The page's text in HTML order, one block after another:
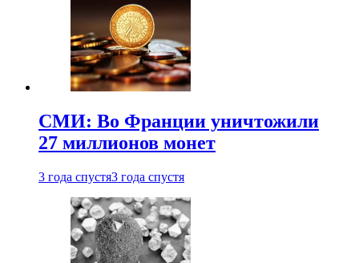
СМИ: Во Франции уничтожили
27 миллионов монет
3 года спустя3 года спустя